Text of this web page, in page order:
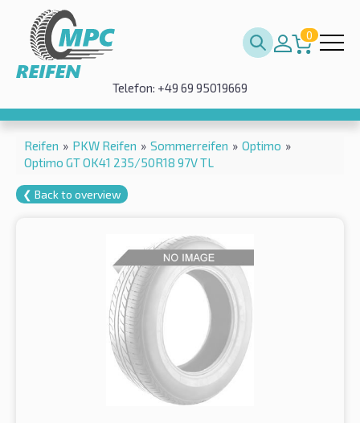
0
Telefon: +49 69 95019669
Reifen » PKW Reifen » Sommerreifen » Optimo »
Optimo GT OK41 235/50R18 97V TL
❮ Back to overview